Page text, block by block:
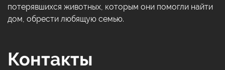
потерявшихся животных, которым они помогли найти
дом, обрести любящую семью.
Контакты